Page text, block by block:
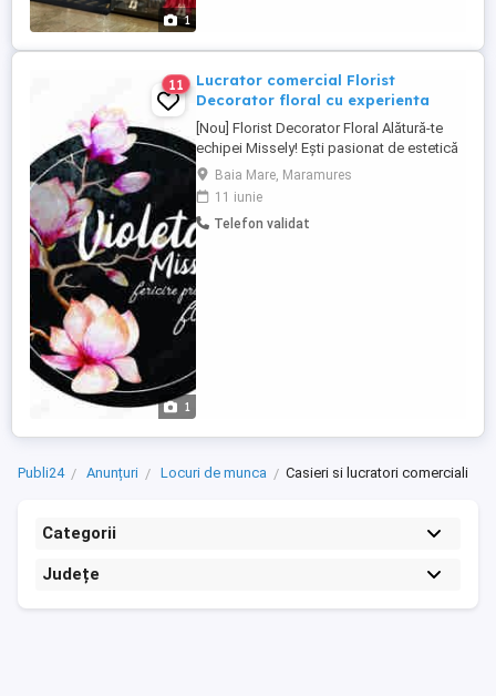
1
1
11
Lucrator comercial Florist
Decorator floral cu experienta
[Nou] Florist Decorator Floral Alătură-te
echipei Missely! Ești pasionat de estetică
și vrei ca munca ta să aducă zâmbete?
Florăria Missely (Elyad Com SRL) din Baia
Mare își mărește echipa! Căutăm o
persoană creativă, pentru care florile nu
Baia Mare, Maramures
11 iunie
Telefon validat
Publi24 Anunțuri Locuri de munca Casieri si lucratori comerciali
Categorii
Județe